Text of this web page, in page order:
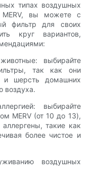
типах воздушных
MERV, вы можете с
фильтр для своих
круг вариантов,
выбирайте
так как они
и шерсть домашних
воздуха.
выбирайте
MERV (от 10 до 13),
такие как
более чистое и
воздушных